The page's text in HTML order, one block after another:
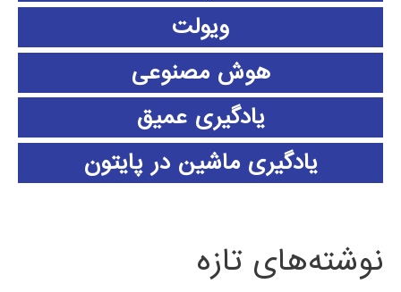
ویولت
هوش مصنوعی
یادگیری عمیق
یادگیری ماشین در پایتون
نوشته‌های تازه